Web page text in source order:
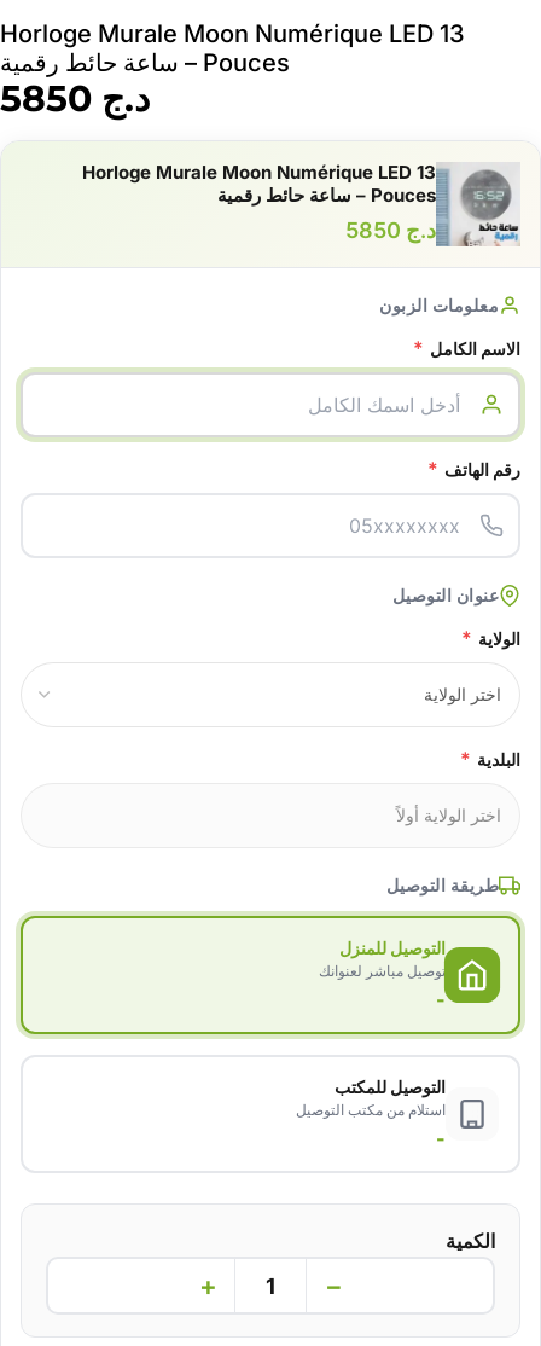
Horloge Murale Moon Numérique LED 13
Pouces – ساعة حائط رقمية
د.ج
Horloge Murale Moon Numérique LED 13
Pouces – ساعة حائط رقمية
د.ج
معلومات الزبون
الاسم الكامل *
رقم الهاتف *
عنوان التوصيل
الولاية *
البلدية *
طريقة التوصيل
التوصيل للمنزل
توصيل مباشر لعنوانك
-
التوصيل للمكتب
استلام من مكتب التوصيل
-
الكمية
−
+